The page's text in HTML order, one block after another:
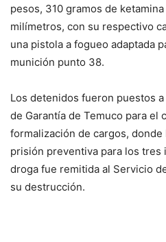
pesos, 310 gramos de
milímetros, con su respectivo
una pistola a fogueo adaptada
munición punto 38.
Los detenidos fueron puestos
de Garantía de Temuco para el
formalización de cargos,
prisión preventiva para los tres
droga fue remitida al Servicio
su destrucción.